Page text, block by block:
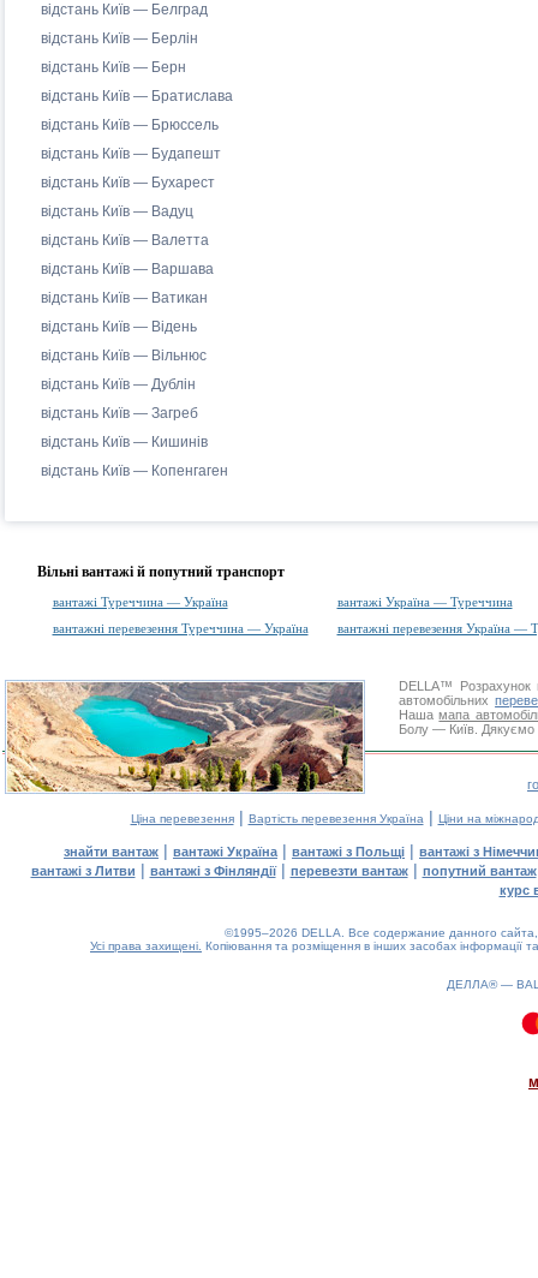
відстань Київ — Белград
відстань Київ — Берлін
відстань Київ — Берн
відстань Київ — Братислава
відстань Київ — Брюссель
відстань Київ — Будапешт
відстань Київ — Бухарест
відстань Київ — Вадуц
відстань Київ — Валетта
відстань Київ — Варшава
відстань Київ — Ватикан
відстань Київ — Відень
відстань Київ — Вільнюс
відстань Київ — Дублін
відстань Київ — Загреб
відстань Київ — Кишинів
відстань Київ — Копенгаген
Вільні вантажі й попутний транспорт
вантажі Туреччина — Україна
вантажі Україна — Туреччина
вантажні перевезення Туреччина — Україна
вантажні перевезення Україна —
DELLA™
Розрахунок
автомобільних
Нашамапа
Болу — Київ. Дякуємо
Ціна перевезення| Вартість перевезення Україна | Ціни на
знайти вантаж | вантажі Україна | вантажі з Польщі | вантажі з
вантажі з Литви | вантажі з Фінляндії| перевезти вантаж| попутний вантаж
курс
©1995–2026 DELLA. Все содержание данного
Усі права захищені. Копіювання та розміщення в інших засобах інформації
ДЕЛЛА® —